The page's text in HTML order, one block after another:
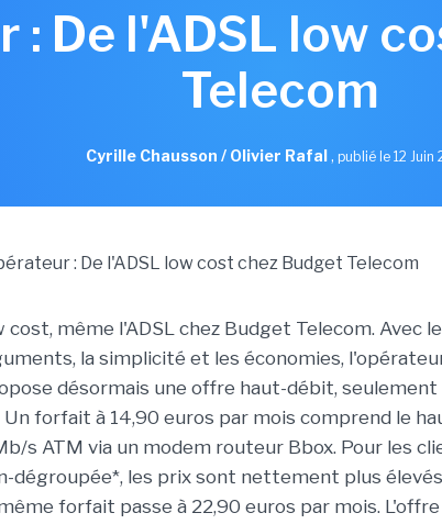
: De l'ADSL low
Telecom
Cyrille Chausson / Olivier Rafal, publié le 12 Juin
cost, même l'ADSL chez Budget Telecom. Avec
la simplicité et les économies,
désormais une offre haut-débit, seulement
forfait à 14,90 euros par mois comprend le
s ATM via un modem routeur Bbox. Pour les
dégroupée*, les prix sont nettement plus élevés
forfait passe à 22,90 euros par mois. L'offre